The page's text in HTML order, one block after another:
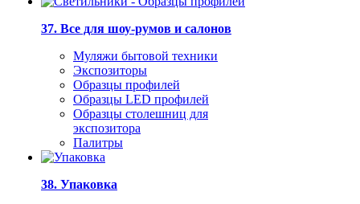
37. Все для шоу-румов и салонов
Муляжи бытовой техники
Экспозиторы
Образцы профилей
Образцы LED профилей
Образцы столешниц для
экспозитора
Палитры
38. Упаковка